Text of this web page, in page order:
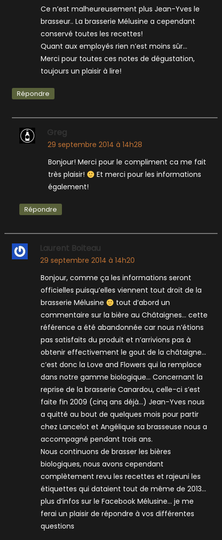
Ce n’est malheureusement plus Jean-Yves le
brasseur.. La brasserie Mélusine a cependant
conservé toutes les recettes!
Quant aux employés rien n’est moins sûr…
Merci pour toutes ces notes de dégustation,
toujours un plaisir à lire!
Répondre
Greg
29 septembre 2014 à 14h28
Bonjour! Merci pour le compliment ca me fait
très plaisir!
Et merci pour les informations
également!
Répondre
Laurent Boiteau
29 septembre 2014 à 14h20
Bonjour, comme ça les informations seront
officielles puisqu’elles viennent tout droit de la
brasserie Mélusine
tout d’abord un
commentaire sur la bière au Châtaignes… cette
référence a été abandonnée car nous n’étions
pas satisfaits du produit et n’arrivions pas à
obtenir effectivement le gout de la châtaigne…
c’est donc la Love and Flowers qui la remplace
dans notre gamme biologique… Concernant la
reprise de la brasserie Canardou, celle-ci s’est
faite fin 2009 (cinq ans déjà…) Jean-Yves nous
a quitté au bout de quelques mois pour partir
chez Lancelot et Angélique sa brasseuse nous a
accompagné pendant trois ans.
Nous continuons de brasser les bières
biologiques, nous avons cependant
complètement revu les recettes et rajeuni les
étiquettes qui dataient tout de même de 2013…
plus d’infos sur le Facebook Mélusine… je me
ferai un plaisir de répondre à vos différentes
questions